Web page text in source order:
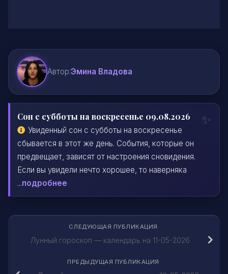
Автор:Эмина Владова
Сон с субботы на воскресенье 09.08.2026
Увиденный сон с субботы на воскресенье
сбывается в этот же день. События, которые он
предвещает, зависят от настроения сновидения.
Если вы увидели нечто хорошее, то наверняка
...подробнее
СЛЕДУЮЩАЯ ПУБЛИКАЦИЯ
Лунный гороскоп — календарь на 11-05-2026
ПРЕДЫДУЩАЯ ПУБЛИКАЦИЯ